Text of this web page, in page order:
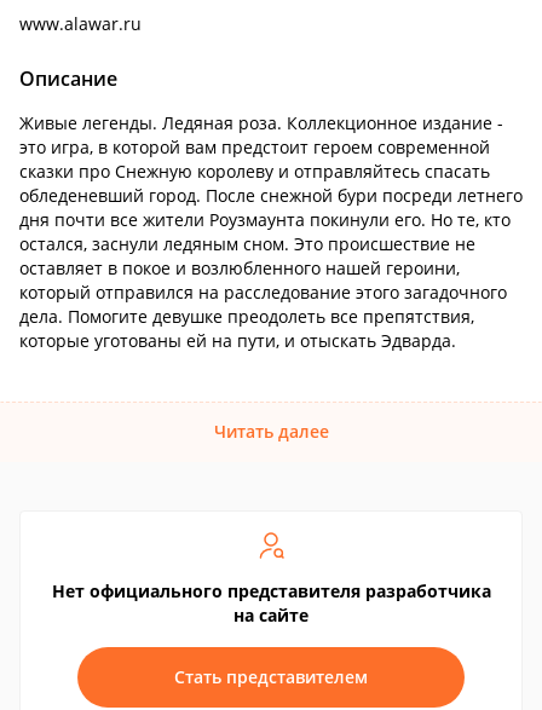
www.alawar.ru
Описание
Живые легенды. Ледяная роза. Коллекционное издание -
это игра, в которой вам предстоит героем современной
сказки про Снежную королеву и отправляйтесь спасать
обледеневший город. После снежной бури посреди летнего
дня почти все жители Роузмаунта покинули его. Но те, кто
остался, заснули ледяным сном. Это происшествие не
оставляет в покое и возлюбленного нашей героини,
который отправился на расследование этого загадочного
дела. Помогите девушке преодолеть все препятствия,
которые уготованы ей на пути, и отыскать Эдварда.
Читать далее
Нет официального представителя разработчика
на сайте
Стать представителем